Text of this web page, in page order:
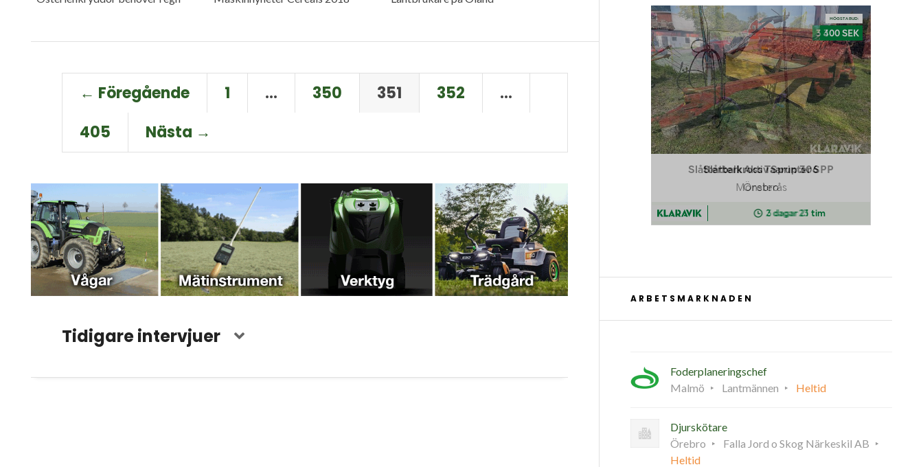
← Föregående 1 … 350 351 352
…
405
Nästa →
Tidigare intervjuer
ARBETSMARKNADEN
Foderplaneringschef
Malmö
Lantmännen Heltid
Djurskötare
Örebro
Falla Jord o Skog Närkeskil AB
Heltid